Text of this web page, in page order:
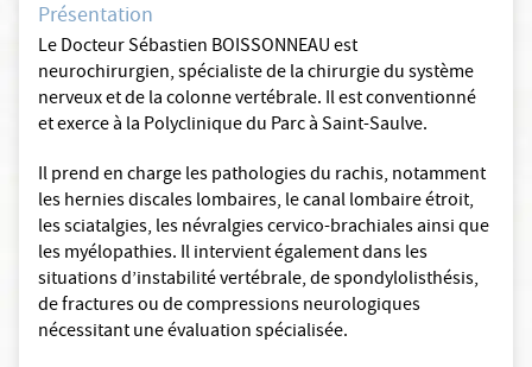
Présentation
Le Docteur Sébastien BOISSONNEAU est
neurochirurgien, spécialiste de la chirurgie du système
nerveux et de la colonne vertébrale. Il est conventionné
et exerce à la Polyclinique du Parc à Saint-Saulve.
Il prend en charge les pathologies du rachis, notamment
les hernies discales lombaires, le canal lombaire étroit,
les sciatalgies, les névralgies cervico-brachiales ainsi que
les myélopathies. Il intervient également dans les
situations d’instabilité vertébrale, de spondylolisthésis,
de fractures ou de compressions neurologiques
nécessitant une évaluation spécialisée.